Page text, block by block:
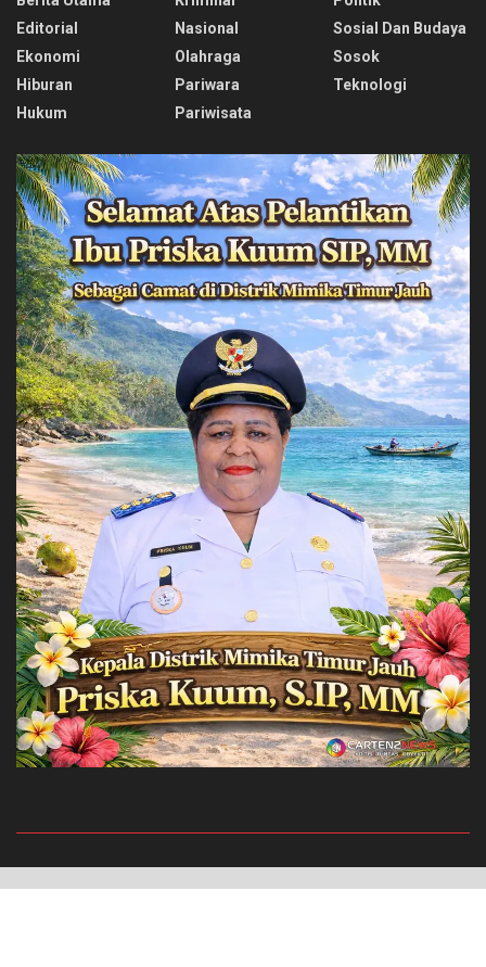
Editorial
Ekonomi
Hiburan
Hukum
Nasional
Olahraga
Pariwara
Pariwisata
Sosial Dan Budaya
Sosok
Teknologi